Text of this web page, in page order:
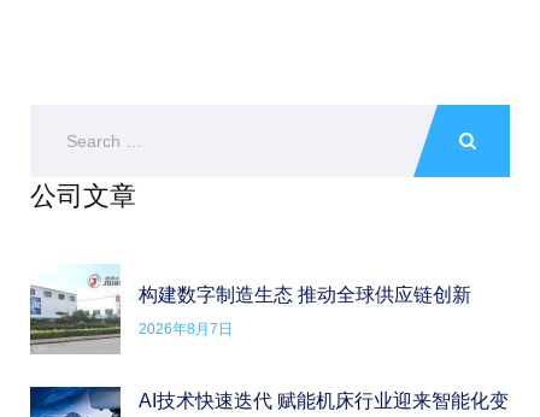
公司文章
构建数字制造生态 推动全球供应链创新
2026年8月7日
AI技术快速迭代 赋能机床行业迎来智能化变